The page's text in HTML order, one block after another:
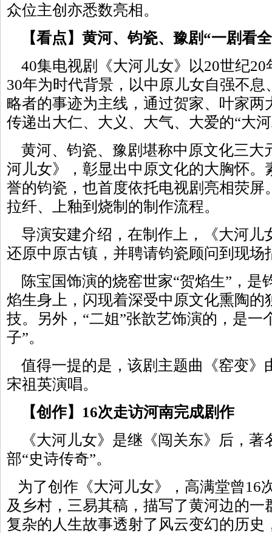
众位主创亦悉数亮相。
【看点】黄河、钧瓷、豫剧“一剧看
40集电视剧《大河儿女》以20世纪20
30年为时代背景，以中原儿女自强不
略者的事迹为主线，通过贺家、叶家两
传递出大仁、大义、大气、大爱的“大
黄河、钧瓷、豫剧堪称中原文化三大
河儿女》，彰显出中原文化的大胸怀。
誉的钧瓷，也首度依托电视剧亮相荧屏
拉纤、上釉到烧制的制作流程。
导演安建介绍，在制作上，《大河儿
还原中原古镇，并聘请钧瓷顾问到现场
陈宝国饰演的烧窑世家“贺焰生”，是
焰生身上，闪现着深受中原文化熏陶的
技。另外，“二姐”张歆艺饰演的，是一
子”。
值得一提的是，该剧主题曲《窑变》
宋祖英演唱。
【创作】16次走访河南完成剧作
《大河儿女》是继《闯关东》后，著
部“史诗传奇”。
为了创作《大河儿女》，高满堂曾16
及乡村，三易其稿，描写了黄河边的
复杂的人生故事透射了风云变幻的历史